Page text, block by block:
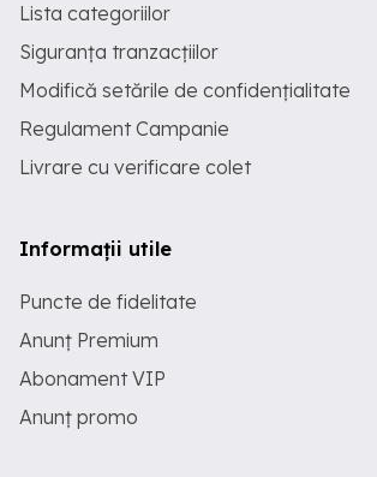
Lista categoriilor
Siguranța tranzacțiilor
Modifică setările de confidențialitate
Regulament Campanie
Livrare cu verificare colet
Informații utile
Puncte de fidelitate
Anunț Premium
Abonament VIP
Anunț promo